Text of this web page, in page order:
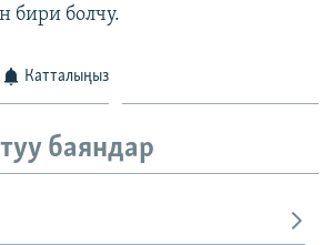
бири болчу.
Катталыңыз
баяндар